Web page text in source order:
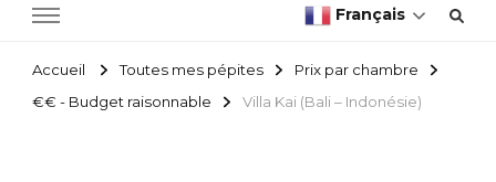
Français
Accueil Toutes mes pépites
Prix par chambre
€€ - Budget raisonnable
Villa Kai (Bali – Indonésie)